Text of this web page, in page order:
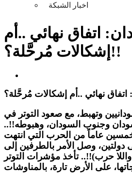
اخبار الشبكة
اتفاق نهائي ..أم
إشكالات مُرحَّلة؟!!
وتهبط، مع صعود التوتر في
وجنوب السودان، وهبوطه!!..
عاماً من الحرب التي انتهت
دولتين، وصل الأمر بالطرفين إلى
حرب)!!.. تأخذ مؤشرات التوتر
على الأرض تارة، بالمناوشات